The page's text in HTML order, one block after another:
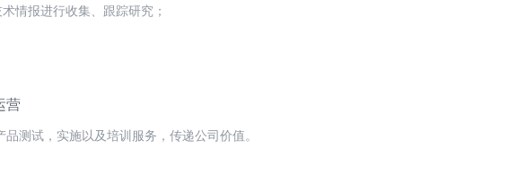
情报进行收集、跟踪研究；
、地方标准、团体标准的研究制定工作，跟踪研究相关信息安
、IETF、NIST等）、输出标准化文稿、技术白皮书、研究报
营
测试，实施以及培训服务，传递公司价值。